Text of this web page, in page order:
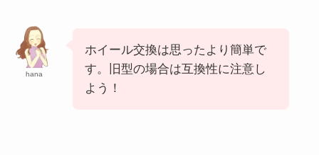
hana
ホイール交換は思ったより簡単で
す。旧型の場合は互換性に注意し
よう！